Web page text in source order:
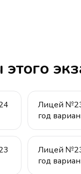
Лицей
год
Лицей
год